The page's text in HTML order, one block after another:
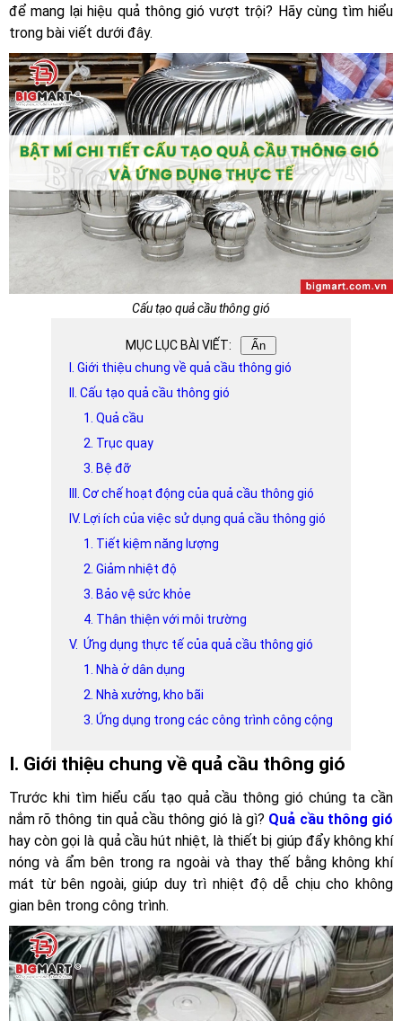
để mang lại hiệu quả thông gió vượt trội? Hãy cùng tìm hiểu
trong bài viết dưới đây.
Cấu tạo quả cầu thông gió
MỤC LỤC BÀI VIẾT: Ẩn
I. Giới thiệu chung về quả cầu thông gió
II. Cấu tạo quả cầu thông gió
1. Quả cầu
2. Trục quay
3. Bệ đỡ
III. Cơ chế hoạt động của quả cầu thông gió
IV. Lợi ích của việc sử dụng quả cầu thông gió
1. Tiết kiệm năng lượng
2. Giảm nhiệt độ
3. Bảo vệ sức khỏe
4. Thân thiện với môi trường
V. Ứng dụng thực tế của quả cầu thông gió
1. Nhà ở dân dụng
2. Nhà xưởng, kho bãi
3. Ứng dụng trong các công trình công cộng
I. Giới thiệu chung về quả cầu thông gió
Trước khi tìm hiểu cấu tạo quả cầu thông gió chúng ta cần
nắm rõ thông tin quả cầu thông gió là gì? Quả cầu thông gió
hay còn gọi là quả cầu hút nhiệt, là thiết bị giúp đẩy không khí
nóng và ẩm bên trong ra ngoài và thay thế bằng không khí
mát từ bên ngoài, giúp duy trì nhiệt độ dễ chịu cho không
gian bên trong công trình.